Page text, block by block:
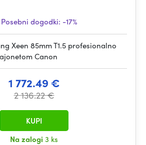
Posebni dogodki: -17%
Xeen 85mm T1.5 profesionalno
Canon
1 772.49 €
2 136.22 €
Na zalogi 3 ks
KUPI